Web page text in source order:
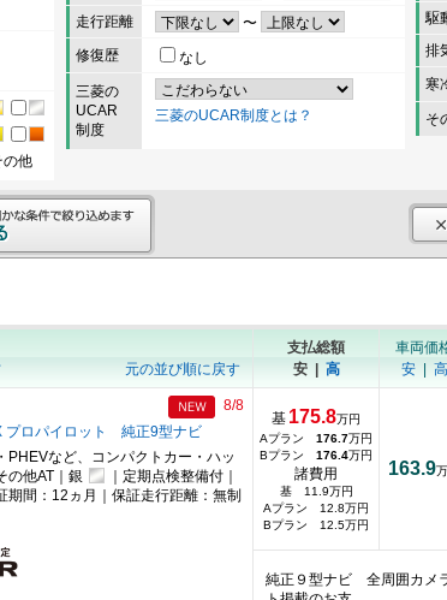
の他
走行距離
〜
修復歴
なし
三菱の
UCAR
制度
三菱のUCAR制度とは？
駆
排
寒
そ
元の並び順に戻す
支払総額
安| 高
車両価
安| 高
プロパイロット 純正9型ナビ
8/8
PHEVなど、コンパクトカー・ハッ
の他AT｜銀
｜定期点検整備付｜
期間：12ヵ月｜保証走行距離：無制
基 175.8万円
Aプラン 176.7万円
Bプラン 176.4万円
諸費用
基 11.9万円
Aプラン 12.8万円
Bプラン 12.5万円
163.9
純正９型ナビ 全周囲カ